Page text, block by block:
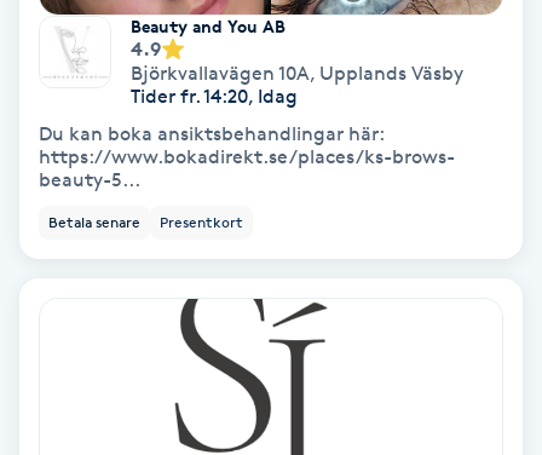
Sklerosering
Skoinlägg
Skägg
Skäggfärgning
Beauty and You AB
4.9
Björkvallavägen 10A, Upplands Väsby
Tider fr. 14:20, Idag
Du kan boka ansiktsbehandlingar här:
https://www.bokadirekt.se/places/ks-brows-
beauty-5...
Betala senare Presentkort